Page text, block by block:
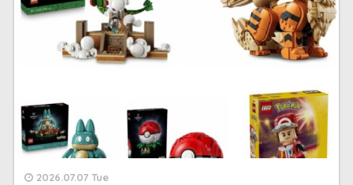
2026.07.07 Tue